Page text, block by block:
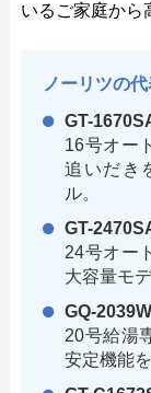
いるご家庭から
ノーリツの
GT-
16号オー
追いだき
ル。
GT-
24号オー
大容量モデ
GQ-
20号給湯
安定機能